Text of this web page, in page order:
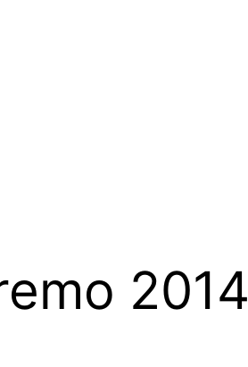
2014